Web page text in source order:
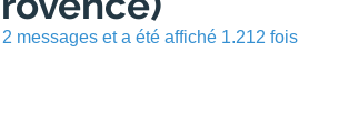
messages et a été affiché 1.212 fois